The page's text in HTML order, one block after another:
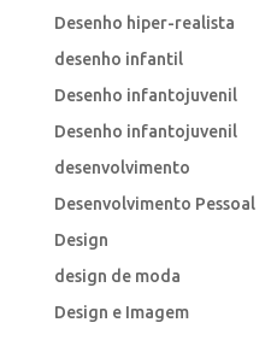
Desenho hiper-realista
desenho infantil
Desenho infantojuvenil
Desenho infantojuvenil
desenvolvimento
Desenvolvimento Pessoal
Design
design de moda
Design e Imagem